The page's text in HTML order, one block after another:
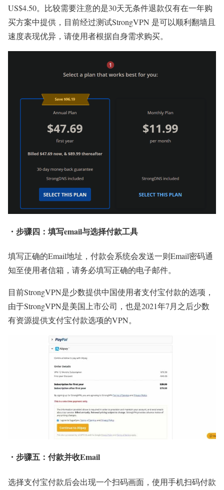
US$4.50。比较需要注意的是30天无条件退款仅有在一年购
买方案中提供，目前经过测试StrongVPN 是可以顺利翻墙且
速度表现优异，请使用者根据自身需求购买。
・步骤四：填写email与选择付款工具
填写正确的Email地址，付款会系统会发送一则Email密码通
知至使用者信箱，请务必填写正确的电子邮件。
目前StrongVPN是少数提供中国使用者支付宝付款的选项，
由于StrongVPN是美国上市公司，也是2021年7月之后少数
有资源提供支付宝付款选项的VPN。
・步骤五：付款并收Email
选择支付宝付款后会出现一个扫码画面，使用手机扫码付款